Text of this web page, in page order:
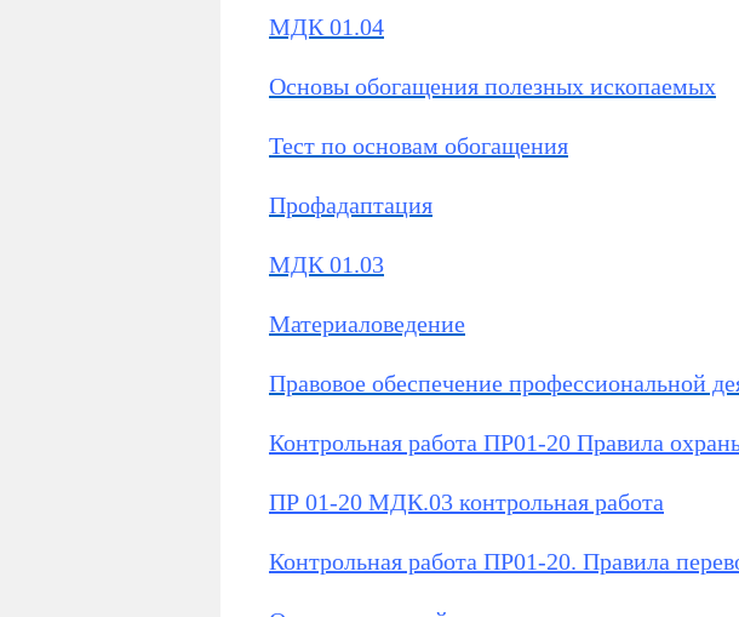
МДК 01.04
Основы обогащения полезных ископаемых
Тест по основам обогащения
Профадаптация
МДК 01.03
Материаловедение
Правовое обеспечение профессиональной
Контрольная работа ПР01-20 Правила
ПР 01-20 МДК.03 контрольная работа
Контрольная работа ПР01-20. Правила